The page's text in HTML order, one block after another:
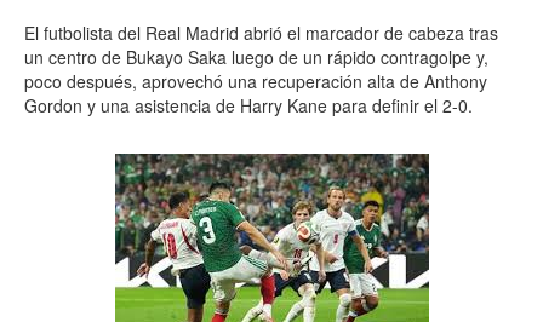
El futbolista del Real Madrid abrió el marcador de cabeza tras
un centro de Bukayo Saka luego de un rápido contragolpe y,
poco después, aprovechó una recuperación alta de Anthony
Gordon y una asistencia de Harry Kane para definir el 2-0.